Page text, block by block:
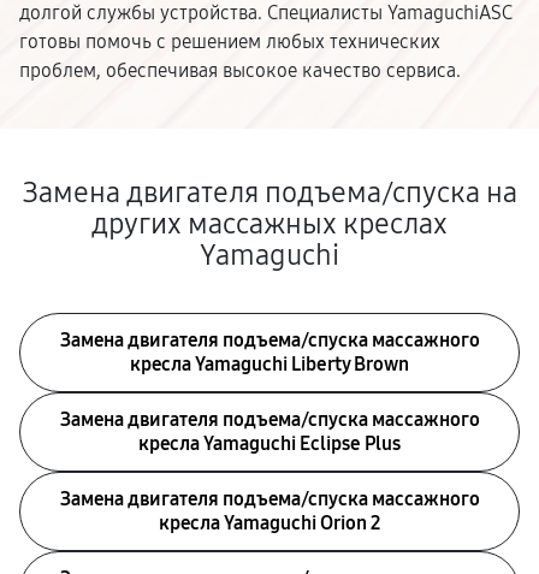
долгой службы устройства. Специалисты YamaguchiASC
готовы помочь с решением любых технических
проблем, обеспечивая высокое качество сервиса.
Замена двигателя подъема/спуска на
других массажных креслах
Yamaguchi
Замена двигателя подъема/спуска массажного
кресла Yamaguchi Liberty Brown
Замена двигателя подъема/спуска массажного
кресла Yamaguchi Eclipse Plus
Замена двигателя подъема/спуска массажного
кресла Yamaguchi Orion 2